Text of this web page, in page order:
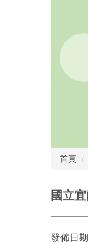
首頁
國立
發佈日